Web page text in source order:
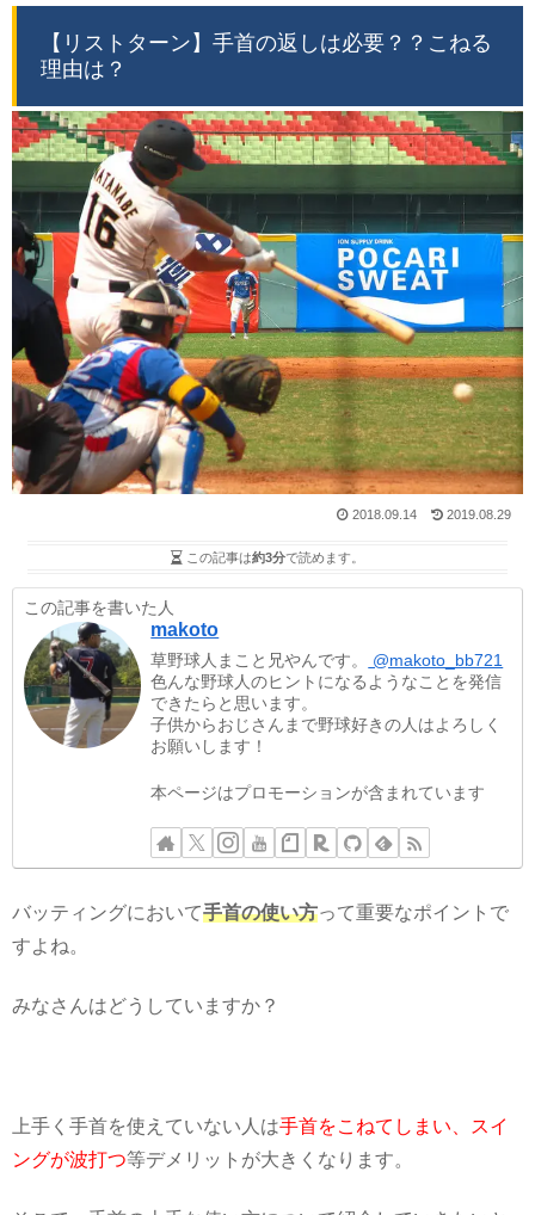
【リストターン】手首の返しは必要？？こねる
理由は？
2018.09.14 2019.08.29
この記事は約3分で読めます。
この記事を書いた人
makoto
草野球人まこと兄やんです。
@makoto_bb721
色んな野球人のヒントになるようなことを発信
できたらと思います。
子供からおじさんまで野球好きの人はよろしく
お願いします！
本ページはプロモーションが含まれています
バッティングにおいて手首の使い方って重要なポイントで
すよね。
みなさんはどうしていますか？
上手く手首を使えていない人は手首をこねてしまい、スイ
ングが波打つ等デメリットが大きくなります。